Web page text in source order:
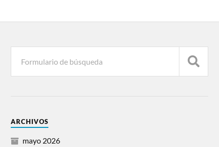
ARCHIVOS
mayo 2026